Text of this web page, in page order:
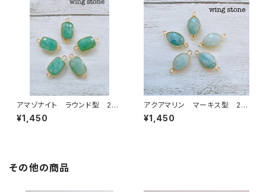
アマゾナイト ラウンド型 2カ
ン
¥1,450
アクアマリン マーキス型 2カ
ン
¥1,450
その他の商品